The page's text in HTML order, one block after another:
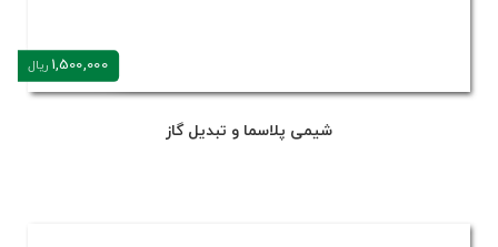
1,500,000 ریال
شیمی پلاسما و تبدیل گاز